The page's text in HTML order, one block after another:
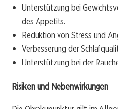
Unterstützung bei
des Appetits.
Reduktion von Stress und
Verbesserung der
Unterstützung bei der
Risiken und Nebenwirkungen